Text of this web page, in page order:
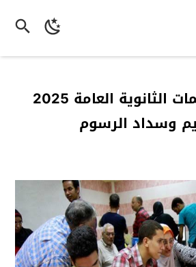
الآن.. رابط تظلمات الثانوية العامة 2025
وسداد الرسوم